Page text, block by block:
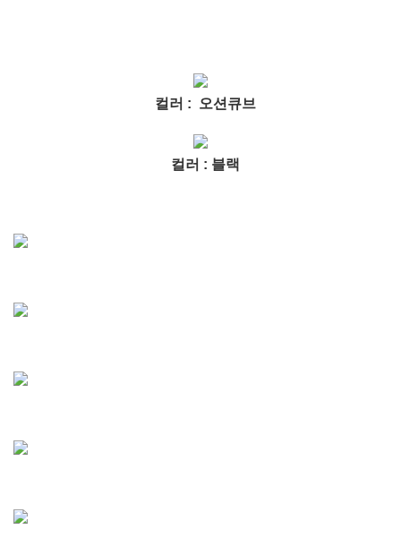
컬러 : 오션큐브
컬러 : 블랙